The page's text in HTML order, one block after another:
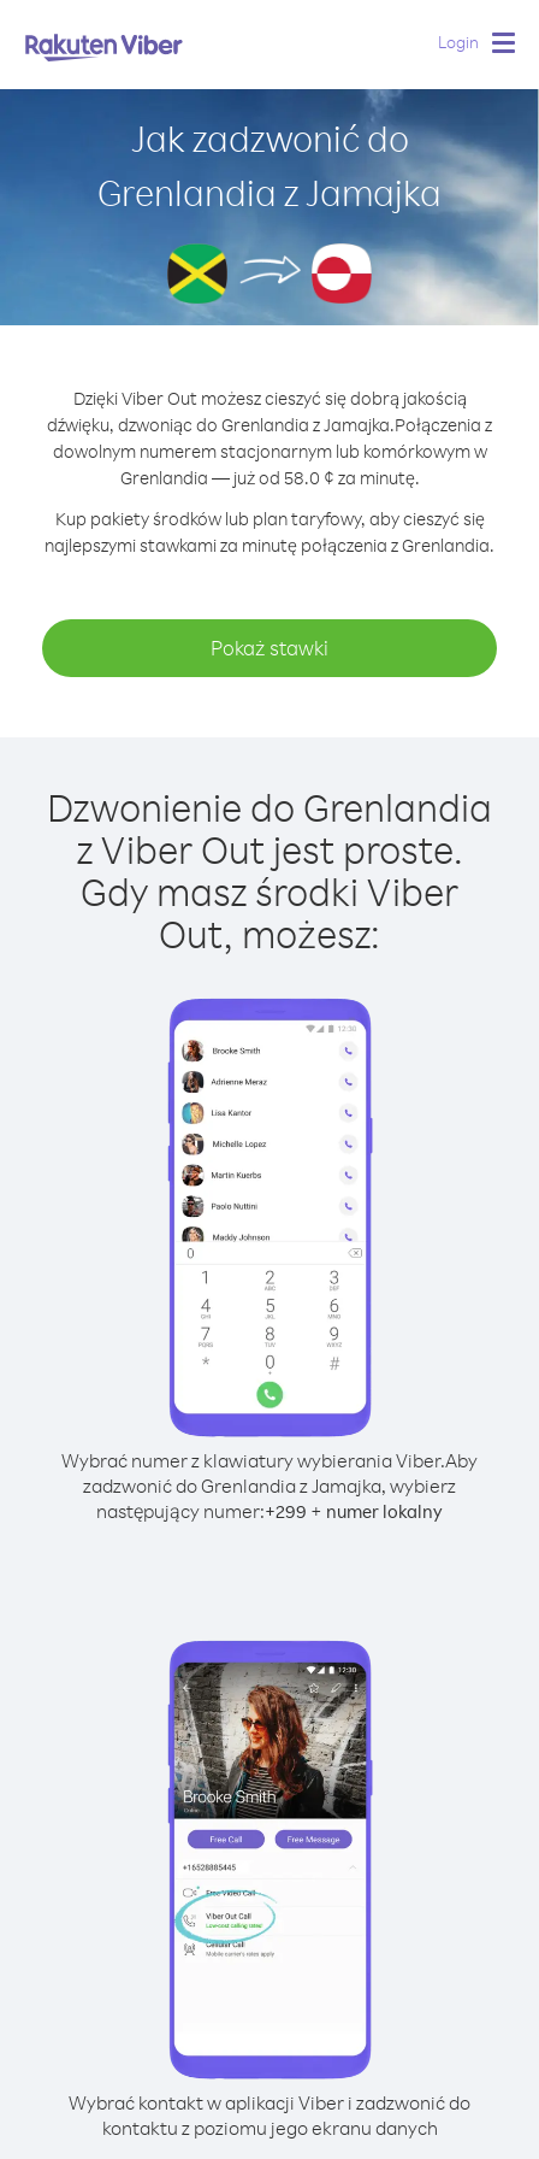
Login
Jak zadzwonić do
Grenlandia z Jamajka
Dzięki Viber Out możesz cieszyć się dobrą jakością
dźwięku, dzwoniąc do Grenlandia z Jamajka.Połączenia z
dowolnym numerem stacjonarnym lub komórkowym w
Grenlandia — już od 58.0 ¢ za minutę.
Kup pakiety środków lub plan taryfowy, aby cieszyć się
najlepszymi stawkami za minutę połączenia z Grenlandia.
Pokaż stawki
Dzwonienie do Grenlandia
z Viber Out jest proste.
Gdy masz środki Viber
Out, możesz:
Wybrać numer z klawiatury wybierania Viber.Aby
zadzwonić do Grenlandia z Jamajka, wybierz
następujący numer:+299 + numer lokalny
Wybrać kontakt w aplikacji Viber i zadzwonić do
kontaktu z poziomu jego ekranu danych